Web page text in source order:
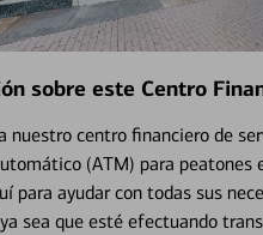
sobre este Centro
nuestro centro financiero de
(ATM) para peatones
para ayudar con todas sus
sea que esté efectuando